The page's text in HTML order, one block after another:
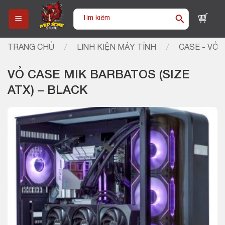
content
Tìm
TRANG CHỦ / LINH KIỆN MÁY TÍNH / CASE - VỎ
VỎ CASE MIK BARBATOS (SIZE
ATX) – BLACK